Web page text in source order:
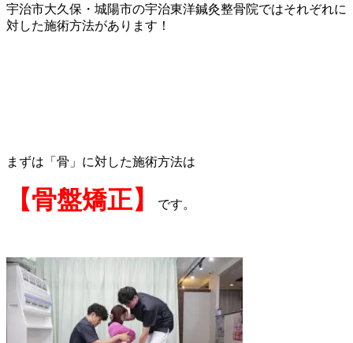
宇治市大久保・城陽市の宇治東洋鍼灸整骨院ではそれぞれに
対した施術方法があります！
まずは「骨」に対した施術方法は
【骨盤矯正】 です。